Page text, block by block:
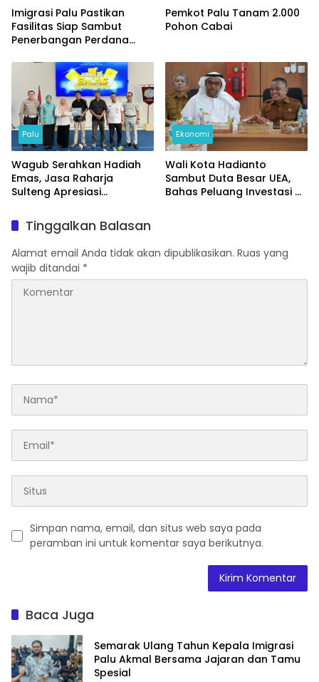
Imigrasi Palu Pastikan
Fasilitas Siap Sambut
Penerbangan Perdana
Pemkot Palu Tanam 2.000
Pohon Cabai
Palu
Wagub Serahkan Hadiah
Emas, Jasa Raharja
Sulteng Apresiasi
Ekonomi
Wali Kota Hadianto
Sambut Duta Besar UEA,
Bahas Peluang Investasi di
Tinggalkan Balasan
Alamat email Anda tidak akan dipublikasikan. Ruas yang
wajib ditandai *
Simpan nama, email, dan situs web saya pada
peramban ini untuk komentar saya berikutnya.
Baca Juga
Semarak Ulang Tahun Kepala Imigrasi
Palu Akmal Bersama Jajaran dan Tamu
Spesial